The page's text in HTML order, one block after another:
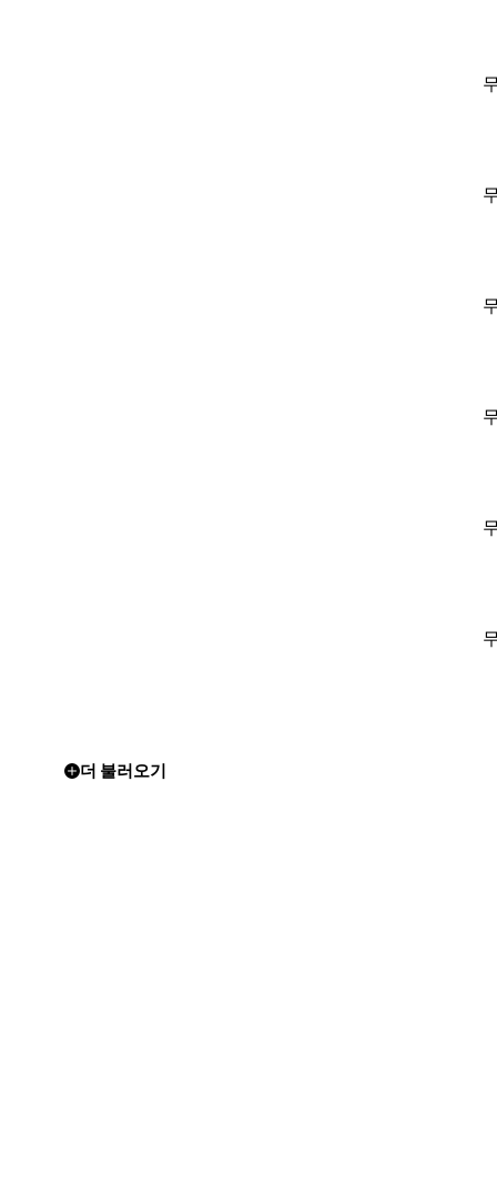
더 불러오기